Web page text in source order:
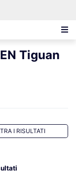
Tiguan
I RISULTATI